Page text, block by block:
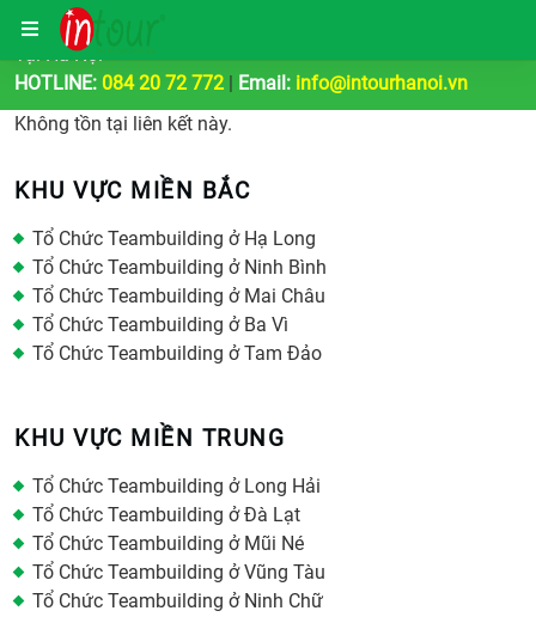
Công Ty Tổ Chức Tour Du Lịch | Teambuilding & Sự Kiện
Tại Hà Nội
HOTLINE: 084 20 72 772 | Email: info@intourhanoi.vn
Không tồn tại liên kết này.
KHU VỰC MIỀN BẮC
Tổ Chức Teambuilding ở Hạ Long
Tổ Chức Teambuilding ở Ninh Bình
Tổ Chức Teambuilding ở Mai Châu
Tổ Chức Teambuilding ở Ba Vì
Tổ Chức Teambuilding ở Tam Đảo
KHU VỰC MIỀN TRUNG
Tổ Chức Teambuilding ở Long Hải
Tổ Chức Teambuilding ở Đà Lạt
Tổ Chức Teambuilding ở Mũi Né
Tổ Chức Teambuilding ở Vũng Tàu
Tổ Chức Teambuilding ở Ninh Chữ